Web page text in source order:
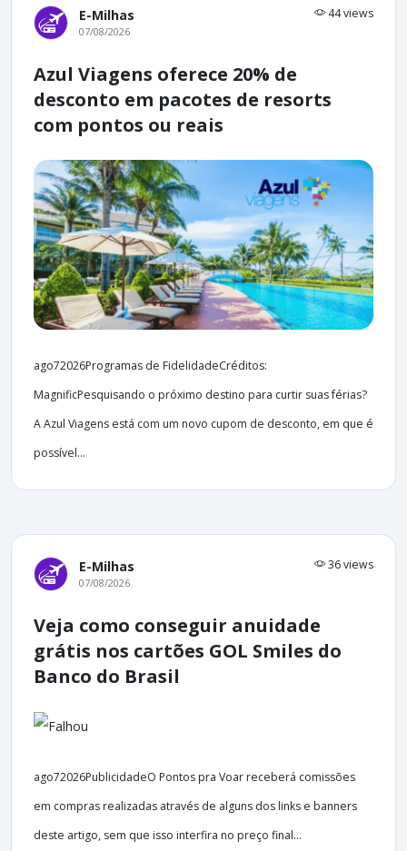
E-Milhas 44 views
07/08/2026
Azul Viagens oferece 20% de
desconto em pacotes de resorts
com pontos ou reais
ago72026Programas de FidelidadeCréditos:
MagnificPesquisando o próximo destino para curtir suas férias?
A Azul Viagens está com um novo cupom de desconto, em que é
possível...
E-Milhas 36 views
07/08/2026
Veja como conseguir anuidade
grátis nos cartões GOL Smiles do
Banco do Brasil
ago72026PublicidadeO Pontos pra Voar receberá comissões
em compras realizadas através de alguns dos links e banners
deste artigo, sem que isso interfira no preço final...